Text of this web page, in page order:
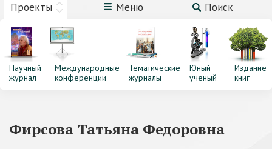
Проекты Меню Поиск
Научный
журнал
Международные
конференции
Тематические
журналы
Юный
ученый
Издание
книг
Фирсова Татьяна Федоровна